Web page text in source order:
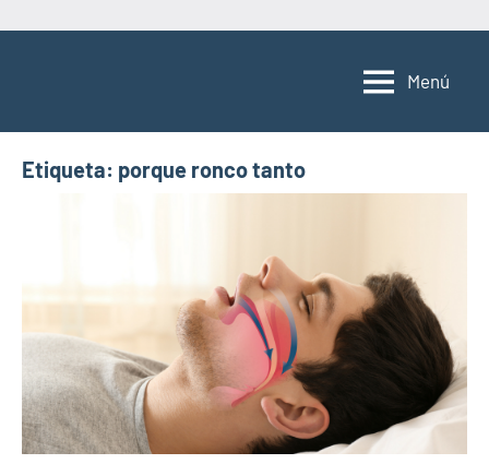
Menú
Etiqueta: porque ronco tanto